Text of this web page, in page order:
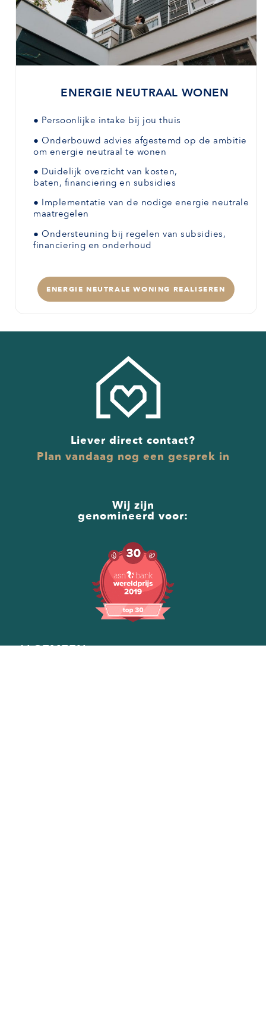
ENERGIE NEUTRAAL WONEN
● Persoonlijke intake bij jou thuis
● Onderbouwd advies afgestemd op de ambitie
om energie neutraal te wonen
● Duidelijk overzicht van kosten,
baten, financiering en subsidies
● Implementatie van de nodige energie neutrale
maatregelen
● Ondersteuning bij regelen van subsidies,
financiering en onderhoud
ENERGIE NEUTRALE WONING REALISEREN
Liever direct contact?
Plan vandaag nog een gesprek in
Wij zijn
genomineerd voor:
ALGEMEEN